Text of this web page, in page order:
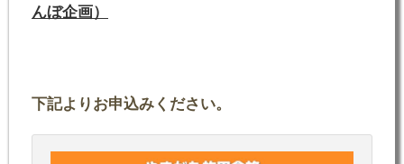
んぼ企画）
下記よりお申込みください。